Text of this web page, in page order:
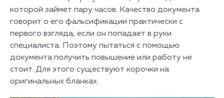
которой займет пару часов. Качество документа
говорит о его фальсификации практически с
первого взгляда, если он попадает в руки
специалиста. Поэтому пытаться с помощью
документа получить повышение или работу не
стоит. Для этого существуют корочки на
оригинальных бланках.